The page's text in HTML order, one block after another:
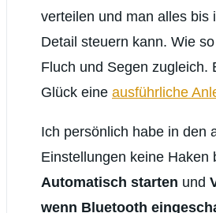
verteilen und man alles bis
Detail steuern kann. Wie
Fluch und Segen zugleich.
Glück eine ausführliche
Ich persönlich habe in den
Einstellungen keine Haken
Automatisch starten und
wenn Bluetooth